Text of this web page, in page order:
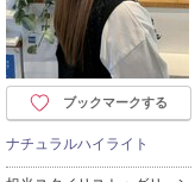
ブックマークする
ナチュラルハイライト